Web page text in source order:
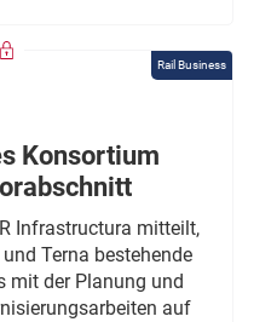
Rail Business
Konsortium
Infrastructura mitteilt,
Terna bestehende
mit der Planung und
auf